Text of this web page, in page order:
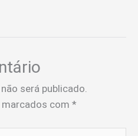
será publicado.
com *